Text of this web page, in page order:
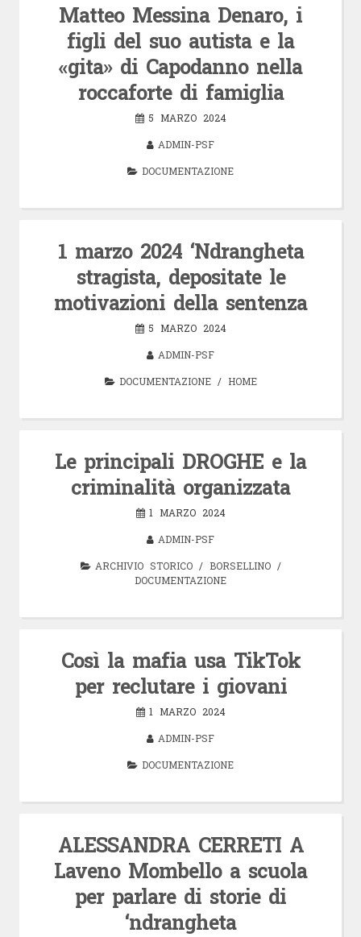
Matteo Messina Denaro, i
figli del suo autista e la
«gita» di Capodanno nella
roccaforte di famiglia
5 MARZO 2024
ADMIN-PSF
DOCUMENTAZIONE
1 marzo 2024 ‘Ndrangheta
stragista, depositate le
motivazioni della sentenza
5 MARZO 2024
ADMIN-PSF
DOCUMENTAZIONE/ HOME
Le principali DROGHE e la
criminalità organizzata
1 MARZO 2024
ADMIN-PSF
ARCHIVIO STORICO/ BORSELLINO/
DOCUMENTAZIONE
Così la mafia usa TikTok
per reclutare i giovani
1 MARZO 2024
ADMIN-PSF
DOCUMENTAZIONE
ALESSANDRA CERRETI A
Laveno Mombello a scuola
per parlare di storie di
‘ndrangheta